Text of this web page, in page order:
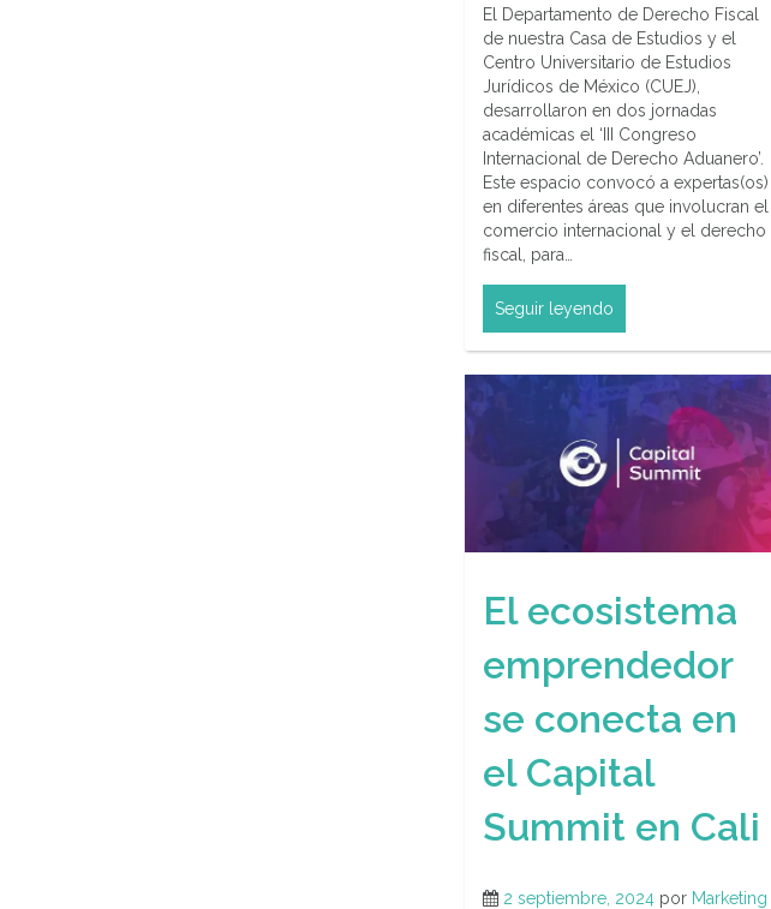
El Departamento de Derecho Fiscal
de nuestra Casa de Estudios y el
Centro Universitario de Estudios
Jurídicos de México (CUEJ),
desarrollaron en dos jornadas
académicas el ‘III Congreso
Internacional de Derecho Aduanero’.
Este espacio convocó a expertas(os)
en diferentes áreas que involucran el
comercio internacional y el derecho
fiscal, para…
Seguir leyendo
El ecosistema
emprendedor
se conecta en
el Capital
Summit en Cali
2 septiembre, 2024 por Marketing